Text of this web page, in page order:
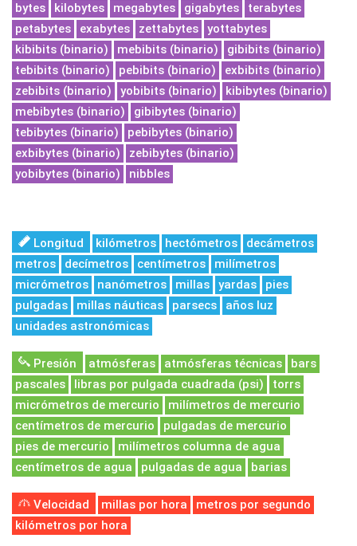
bytes
kilobytes megabytes gigabytes
terabytes
petabytes
exabytes zettabytes
yottabytes
kibibits (binario)
mebibits (binario)
gibibits (binario)
tebibits (binario)
pebibits (binario)
exbibits (binario)
zebibits (binario)
yobibits (binario)
kibibytes (binario)
mebibytes (binario)
gibibytes (binario)
tebibytes (binario)
pebibytes (binario)
exbibytes (binario)
zebibytes (binario)
yobibytes (binario)
nibbles
Longitud kilómetros hectómetros
decámetros
metros
decímetros centímetros
milímetros
micrómetros
nanómetros millas yardas
pies
pulgadas
millas náuticas parsecs
años luz
unidades astronómicas
Presión atmósferas atmósferas técnicas
bars
pascales
libras por pulgada cuadrada (psi)
torrs
micrómetros de mercurio
milímetros de mercurio
centímetros de mercurio
pulgadas de mercurio
pies de mercurio
milímetros columna de agua
centímetros de agua
pulgadas de agua barias
Velocidad millas por hora
metros por segundo
kilómetros por hora